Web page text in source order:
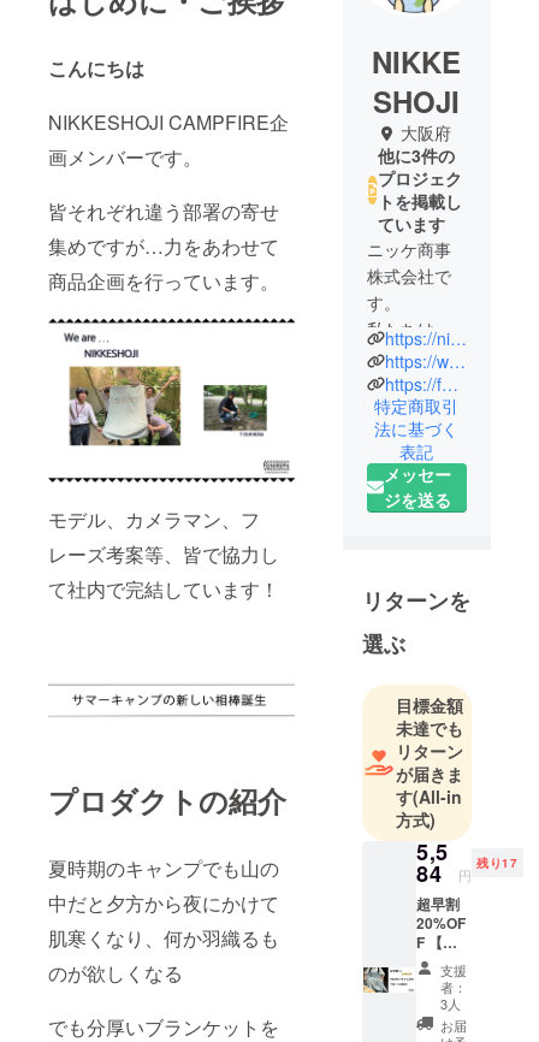
こんにちは
NIKKESHOJI CAMPFIRE企
画メンバーです。
皆それぞれ違う部署の寄せ
集めですが…力をあわせて
商品企画を行っています。
モデル、カメラマン、フ
レーズ考案等、皆で協力し
て社内で完結しています！
プロダクトの紹介
夏時期のキャンプでも山の
中だと夕方から夜にかけて
肌寒くなり、何か羽織るも
のが欲しくなる
でも分厚いブランケットを
NIKKE
SHOJI
大阪府
他に3件の
プロジェク
トを掲載し
ています
ニッケ商事
株式会社で
す。
私たちは繊
維製品を中
心に、身近
な生活必需
品、業務用
品、災害用
備品から、
乗馬・社交
味用品、コ
ンテナでの
空間利用や
ど
地域社会に
貢献し、
人々の暮ら
しを支える
為の様々な
事業を展開
していま
※アイコンは
弊社のマス
コットキャ
https://nikkeshoji.co.jp/
https://www.instagram.com/ieoiea/
https://fabricwith.jp/
特定商取引
法に基づく
表記
メッセー
ジを送る
リターンを
選ぶ
目標金額
未達でも
リターン
が届きま
す(All-in
方式)
5,5
84 円
残り17
超早割
20%OF
F 【先
着20名
様限
定】 軽
い、涼
支援
者：
3人
お届